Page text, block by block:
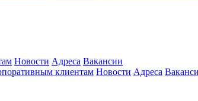
Новости Адреса Вакансии
клиентам Новости Адреса